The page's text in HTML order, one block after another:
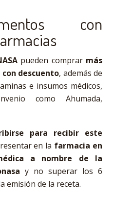
con
pueden comprar más
descuento, además de
e insumos médicos,
como Ahumada,
para recibir este
en la farmacia en
a nombre de la
y no superar los 6
emisión de la receta.